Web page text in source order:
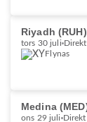
Riyadh (RUH)
tors 30 juli Direkt
Flynas
Medina
ons 29 juli Direkt